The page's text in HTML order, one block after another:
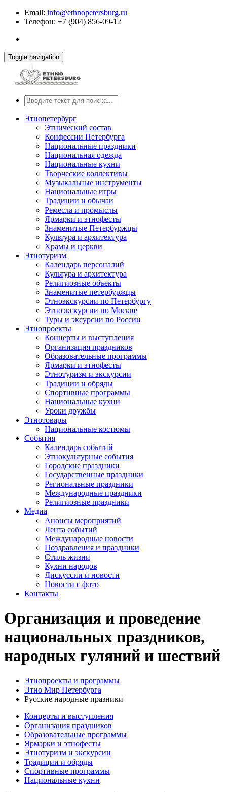
Email: info@ethnopetersburg.ru
Телефон: +7 (904) 856-09-12
Toggle navigation
Этнопетербург
Этнический состав
Конфессии Петербурга
Национальные праздники
Национальная одежда
Национальные кухни
Творческие коллективы
Музыкальные инструменты
Национальные игры
Традиции и обычаи
Ремесла и промыслы
Ярмарки и этнофесты
Знаменитые Петербуржцы
Культура и архитектура
Храмы и церкви
Этнотуризм
Календарь персоналий
Культура и архитектура
Религиозные объекты
Знаменитые петербуржцы
Этноэкскурсии по Петербургу
Этноэкскурсии по Москве
Туры и эксурсии по России
Этнопроекты
Концерты и выступления
Организация праздников
Образовательные программы
Ярмарки и этнофесты
Этнотуризм и экскурсии
Традиции и обряды
Спортивные программы
Национальные кухни
Уроки дружбы
Этнотовары
Национальные костюмы
События
Календарь событий
Этнокультурные события
Городские праздники
Государственные праздники
Региональные праздники
Международные праздники
Религиозные праздники
Медиа
Анонсы мероприятий
Лента событий
Международные новости
Поздравления и праздники
Cтиль жизни
Кухни народов
Дискуссии и новости
Новости с фото
Контакты
Организация и проведение
национальных праздников,
народных гуляний и шествий
Этнопроекты и программы
Этно Мир Петербурга
Русские народные празники
Концерты и выступления
Организация праздников
Образовательные программы
Ярмарки и этнофесты
Этнотуризм и экскурсии
Традиции и обряды
Спортивные программы
Национальные кухни